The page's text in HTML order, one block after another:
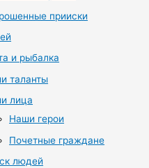
прииски
и рыбалка
таланты
лица
Наши герои
Почетные граждане
людей